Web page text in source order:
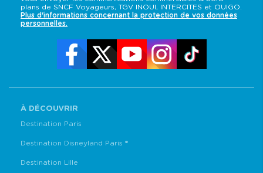
plans de SNCF Voyageurs, TGV INOUI, INTERCITES et OUIGO.
Plus d'informations concernant la protection de vos données
personnelles.
À DÉCOUVRIR
Destination Paris
Destination Disneyland Paris ®
Destination Lille